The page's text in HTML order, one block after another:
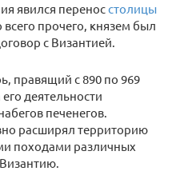
явился переносстолицы
прочего, князем был
с Византией.
правящий с 890 по 969
деятельности
печенегов.
расширял территорию
походами различных